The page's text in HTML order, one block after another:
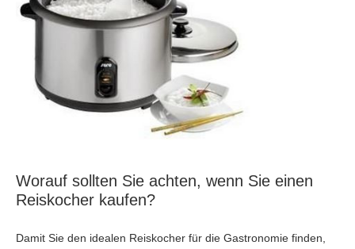
Worauf sollten Sie achten, wenn Sie einen
Reiskocher kaufen?
Damit Sie den idealen Reiskocher für die Gastronomie finden,